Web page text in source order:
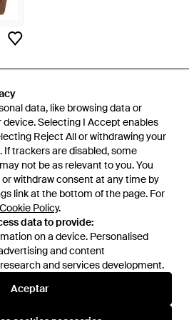
data, like browsing data or
device. Selecting I Accept enables
Reject All or withdrawing your
trackers are disabled, some
not be as relevant to you. You
withdraw consent at any time by
link at the bottom of the page. For
Cookie Policy.
data to provide:
on a device. Personalised
and content
and services development.
Aceptar
data, like browsing data or
device. Selecting I Accept enables
Reject All or withdrawing your
trackers are disabled, some
not be as relevant to you. You
withdraw consent at any time by
link at the bottom of the page. For
Cookie Policy.
data to provide:
on a device. Personalised
and content
and services development.
Aceptar